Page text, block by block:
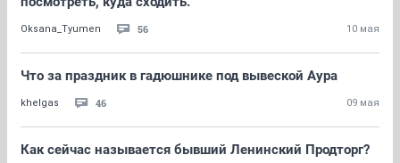
Oksana_Tyumen 56 10 мая
Что за праздник в гадюшнике под вывеской Аура
khelgas 46 09 мая
Как сейчас называется бывший Ленинский Продторг?